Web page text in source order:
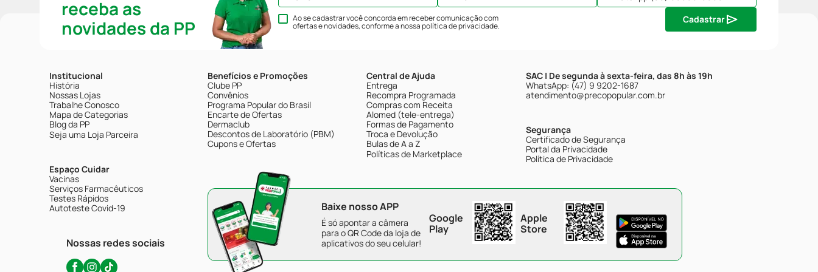
receba as
novidades da PP
Ao se cadastrar você concorda em receber comunicação com
ofertas e novidades, conforme a nossapolítica de privacidade.
Cadastrar
Institucional
História
Nossas Lojas
Trabalhe Conosco
Mapa de Categorias
Blog da PP
Seja uma Loja Parceira
Espaço Cuidar
Vacinas
Serviços Farmacêuticos
Testes Rápidos
Autoteste Covid-19
Nossas redes sociais
Benefícios e Promoções
Clube PP
Convênios
Programa Popular do Brasil
Encarte de Ofertas
Dermaclub
Descontos de Laboratório (PBM)
Cupons e Ofertas
Central de Ajuda
Entrega
Recompra Programada
Compras com Receita
Alomed (tele-entrega)
Formas de Pagamento
Troca e Devolução
Bulas de A a Z
Políticas de Marketplace
SAC | De segunda à sexta-feira, das 8h às 19h
WhatsApp: (47) 9 9202-1687
atendimento@precopopular.com.br
Segurança
Certificado de Segurança
Portal da Privacidade
Política de Privacidade
Baixe nosso APP
É só apontar a câmera
para o QR Code da loja de
aplicativos do seu celular!
Google
Play
Apple
Store